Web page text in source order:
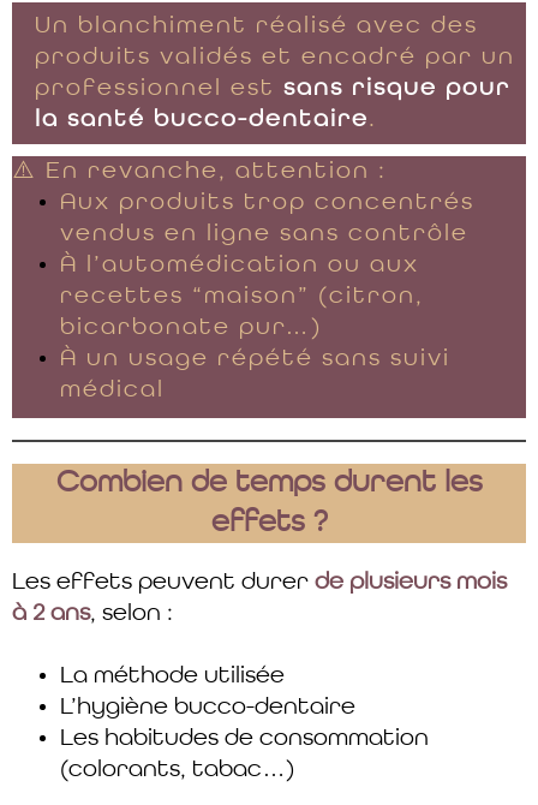
Un blanchiment réalisé avec des
produits validés et encadré par un
professionnel est sans risque pour
la santé bucco-dentaire.
⚠️ En revanche, attention :
Aux produits trop concentrés
vendus en ligne sans contrôle
À l’automédication ou aux
recettes “maison” (citron,
bicarbonate pur…)
À un usage répété sans suivi
médical
Combien de temps durent les
effets ?
Les effets peuvent durer de plusieurs mois
à 2 ans, selon :
La méthode utilisée
L’hygiène bucco-dentaire
Les habitudes de consommation
(colorants, tabac…)